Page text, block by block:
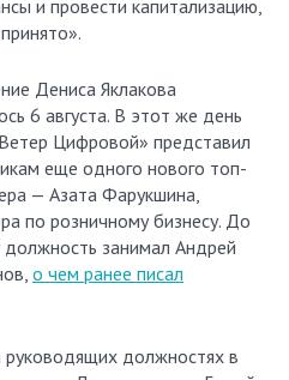
и провести капитализацию,
Дениса Яклакова
6 августа. В этот же день
Цифровой» представил
еще одного нового топ-
— Азата Фарукшина,
по розничному бизнесу. До
должность занимал Андрей
о чем ранее писал
должностях в